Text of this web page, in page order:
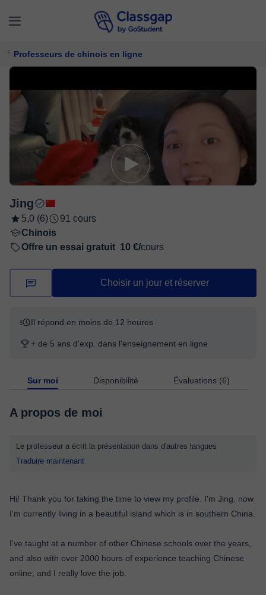
Professeurs de chinois en ligne
Jing
5,0 (6)
91 cours
Chinois
Offre un essai gratuit 10 €/cours
Choisir un jour et réserver
Il répond en moins de 12 heures
+ de 5 ans d'exp. dans l'enseignement en ligne
Sur moi Disponibilité Évaluations (6)
A propos de moi
Le professeur a écrit la présentation dans d'autres langues
Traduire maintenant
Hi! Thank you for taking the time to view my profile. I'm Jing, now
I'm currently living in a beautiful island which is in southern China.
I've taught at a number of other Chinese schools over the years,
and also with over 2000 hours of experience teaching Chinese
online, and I really love the job.